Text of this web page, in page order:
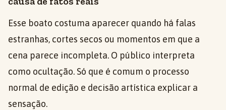
Esse boato costuma aparecer quando há falas
estranhas, cortes secos ou momentos em que a
cena parece incompleta. O público interpreta
como ocultação. Só que é comum o processo
normal de edição e decisão artística explicar a
sensação.